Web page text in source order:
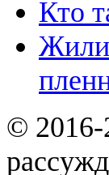
Кто
© 2016-